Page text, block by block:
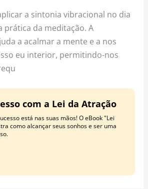
a sintonia vibracional no dia
prática da meditação. A
a acalmar a mente e a nos
eu interior, permitindo-nos
com a Lei da Atração
está nas suas mãos! O eBook "Lei
como alcançar seus sonhos e ser uma